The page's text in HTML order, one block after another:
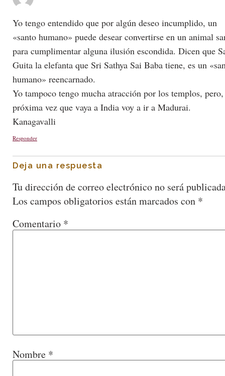
Yo tengo entendido que por algún deseo incumplido, un
«santo humano» puede desear convertirse en un animal
para cumplimentar alguna ilusión escondida. Dicen que
Guita la elefanta que Sri Sathya Sai Baba tiene, es un
humano» reencarnado.
Yo tampoco tengo mucha atracción por los templos,
próxima vez que vaya a India voy a ir a Madurai.
Kanagavalli
Responder
Deja una respuesta
Tu dirección de correo electrónico no será
Los campos obligatorios están marcados con *
Comentario *
Nombre *